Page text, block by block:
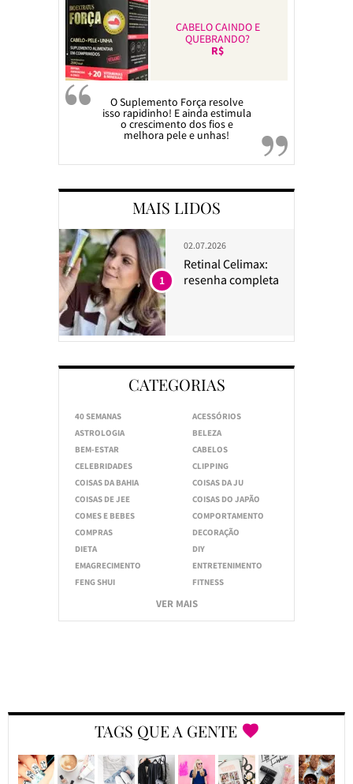
CABELO CAINDO E
QUEBRANDO?
R$
O Suplemento Força resolve
isso rapidinho! E ainda estimula
o crescimento dos fios e
melhora pele e unhas!
MAIS LIDOS
02.07.2026
Retinal Celimax:
resenha completa
1
CATEGORIAS
40 SEMANAS
ACESSÓRIOS
ASTROLOGIA
BELEZA
BEM-ESTAR
CABELOS
CELEBRIDADES
CLIPPING
COISAS DA BAHIA
COISAS DA JU
COISAS DE JEE
COISAS DO JAPÃO
COMES E BEBES
COMPORTAMENTO
COMPRAS
DECORAÇÃO
DIETA
DIY
EMAGRECIMENTO
ENTRETENIMENTO
FENG SHUI
FITNESS
VER MAIS
TAGS QUE A GENTE